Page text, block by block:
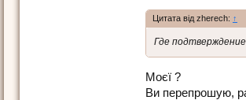
Цитата від zherech: ↑
Где
Моєї ?
Ви перепрошую,